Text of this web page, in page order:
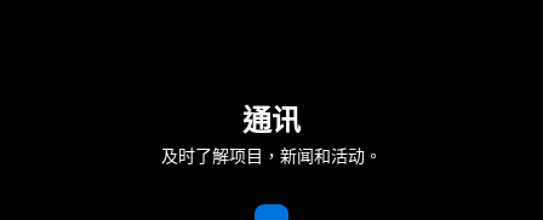
通讯
及时了解项目，新闻和活动。